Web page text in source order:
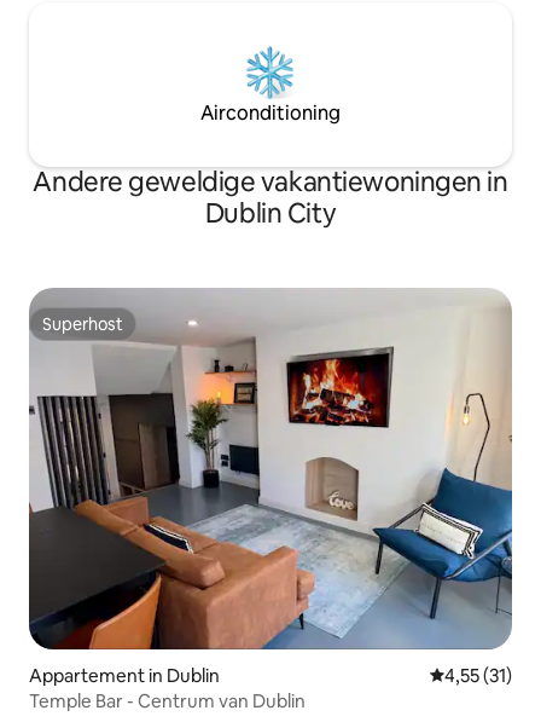
Airconditioning
Andere geweldige vakantiewoningen in
Dublin City
Superhost
Superhost
Appartement in Dublin Gemiddelde
4,55 (31)
Temple Bar - Centrum van Dublin